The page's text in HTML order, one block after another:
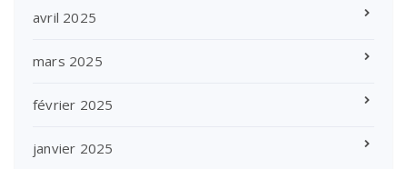
avril 2025
mars 2025
février 2025
janvier 2025